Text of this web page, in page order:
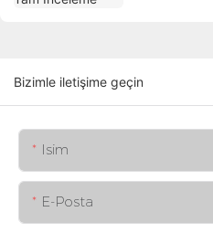
Bizimle iletişime geçin
Isim
E-Posta